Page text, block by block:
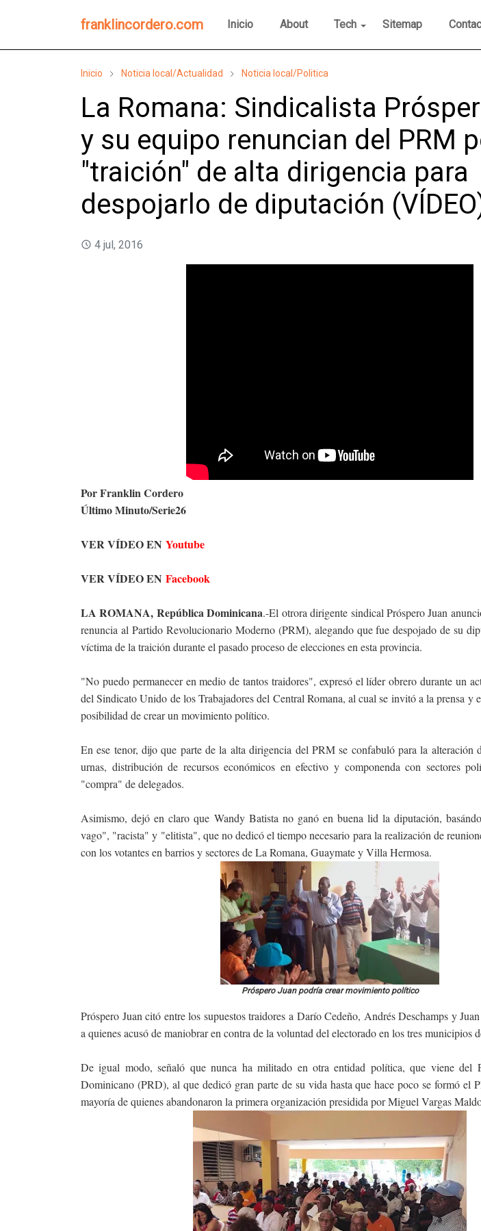
franklincordero.com Inicio About Tech Sitemap
Inicio Noticia local/Actualidad Noticia local/Politica
La Romana: Sindicalista
y su equipo renuncian del PRM
"traición" de alta dirigencia para
despojarlo de diputación
4 jul, 2016
Por Franklin Cordero
Último Minuto/Serie26
VER VÍDEO EN Youtube
VER VÍDEO EN Facebook
LA ROMANA, República Dominicana.-El otrora dirigente sindical Próspero Juan
renuncia al Partido Revolucionario Moderno (PRM), alegando que fue despojado de su
víctima de la traición durante el pasado proceso de elecciones en esta provincia.
"No puedo permanecer en medio de tantos traidores", expresó el líder obrero durante un
del Sindicato Unido de los Trabajadores del Central Romana, al cual se invitó a la prensa y
posibilidad de crear un movimiento político.
En ese tenor, dijo que parte de la alta dirigencia del PRM se confabuló para la alteración
urnas, distribución de recursos económicos en efectivo y componenda con sectores
"compra" de delegados.
Asimismo, dejó en claro que Wandy Batista no ganó en buena lid la diputación,
vago", "racista" y "elitista", que no dedicó el tiempo necesario para la realización de
con los votantes en barrios y sectores de La Romana, Guaymate y Villa Hermosa.
Próspero Juan podría crear movimiento político
Próspero Juan citó entre los supuestos traidores a Darío Cedeño, Andrés Deschamps y
a quienes acusó de maniobrar en contra de la voluntad del electorado en los tres municipios
De igual modo, señaló que nunca ha militado en otra entidad política, que viene del
Dominicano (PRD), al que dedicó gran parte de su vida hasta que hace poco se formó el
mayoría de quienes abandonaron la primera organización presidida por Miguel Vargas